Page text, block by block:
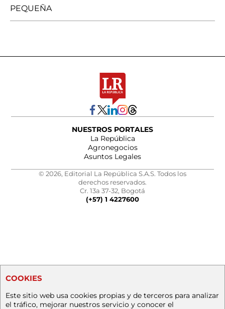
PEQUEÑA
NUESTROS PORTALES
La República
Agronegocios
Asuntos Legales
© 2026, Editorial La República S.A.S. Todos los
derechos reservados.
Cr. 13a 37-32, Bogotá
(+57) 1 4227600
COOKIES
Este sitio web usa cookies propias y de terceros para analizar
el tráfico, mejorar nuestros servicio y conocer el